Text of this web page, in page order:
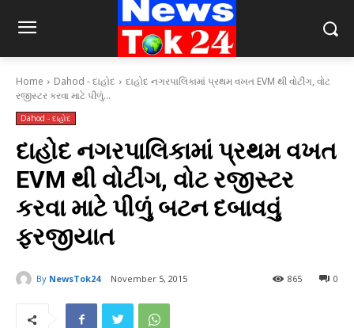
Home Dahod - દાહોદ
દાહોદ નગરપાલિકામાં પ્રથમ વખત EVM થી વોટીંગ, વોટ
રજીસ્ટર કરવા માટે પીળું...
Dahod - દાહોદ
દાહોદ નગરપાલિકામાં પ્રથમ વખત
EVM થી વોટીંગ, વોટ રજીસ્ટર
કરવા માટે પીળું બટન દબાવવું
ફરજીયાત
By NewsTok24 November 5, 2015 0
865